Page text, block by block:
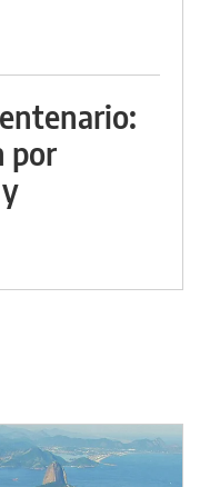
por